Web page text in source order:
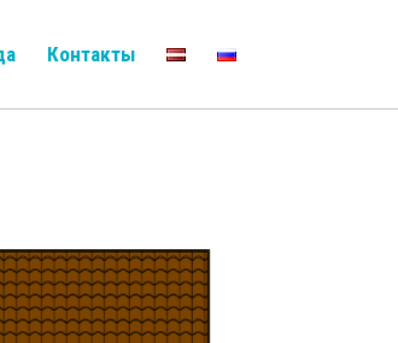
Контакты